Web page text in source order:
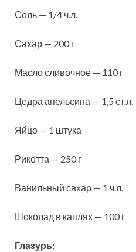
Соль — 1/4 ч.л.
Сахар — 200 г
Масло сливочное — 110 г
Цедра апельсина — 1,5 ст.л.
Яйцо — 1 штука
Рикотта — 250 г
Ванильный сахар — 1 ч.л.
Шоколад в каплях — 100 г
Глазурь: